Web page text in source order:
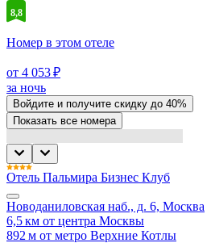
8,8
Номер в этом отеле
от 4 053 ₽
за ночь
Войдите и получите скидку до 40%
Показать все номера
Отель Пальмира Бизнес Клуб
Новоданиловская наб., д. 6, Москва
6,5 км от центра Москвы
892 м от метро Верхние Котлы